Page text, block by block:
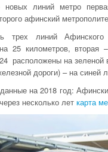
новых линий метро
афинский
трех линий
на 25 километров,
расположены на зеленой
дороги) – на синей
на 2018 год:
несколько лет карта